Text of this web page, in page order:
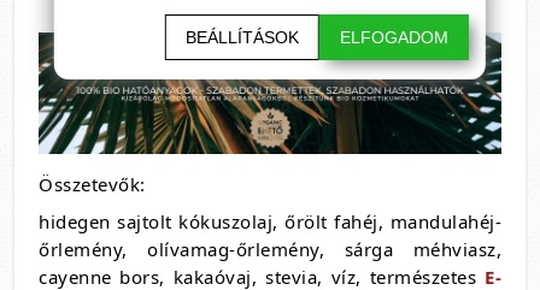
Összetevők:
hidegen sajtolt kókuszolaj, őrölt fahéj, mandulahéj-
őrlemény, olívamag-őrlemény, sárga méhviasz,
cayenne bors, kakaóvaj, stevia, víz, természetes E-
BEÁLLÍTÁSOK ELFOGADOM